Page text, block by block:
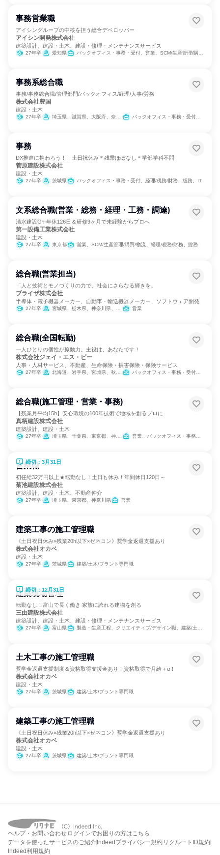
事務営業職
アイシングループの中核を担う総合デベロッパー
アイシン開発株式会社
建築設計、建設・土木、建設・修理・メンテナンスサービス
27年卒 愛知県 バックオフィス・事務・受付、営業、SCM/生産管理/購買/物流、広報/IR
事務系総合職
事務/事務総合職/管理部門/バックオフィス/経理/人事/労務
株式会社豊国
建設・土木
27年卒 埼玉県、滋賀県、大阪府、奈良県 バックオフィス・事務・受付、SCM/生産管理/購買/物流、人事、総務
事務
DX推進に携わろう！｜土日祝休み＊残業ほぼなし＊学部学科不問
菅原建設株式会社
建設・土木
27年卒 茨城県 バックオフィス・事務・受付、経理/税務/財務、総務、IT
文系総合職(営業・総務・経理・工務・調達)
清水建設G✨年休126日＆研修9ヶ月で未経験からプロへ
第一設備工業株式会社
建設・土木
27年卒 東京都 営業、SCM/生産管理/購買/物流、経理/税務/財務、総務
総合職(営業担当)
「人と技術とモノづくりの力で、社会にさらなる輝きを」
ブライザ株式会社
半導体・電子機器メーカー、自動車・輸送機器メーカー、ソフトウェア開発
27年卒 宮城県、栃木県、神奈川県、愛知県、大阪府、広島県、熊本県 営業
総合職(全国転勤)
一人ひとりの個性が原動力。主役は、あなたです！
株式会社ジェイ・エス・ビー
人事・人材サービス、不動産、生命保険・損害保険・保険サービス
27年卒 北海道、岩手県、宮城県、秋田県、茨城県、埼玉県、千葉県、東京都、神奈川県、新潟県、富山県、石川県、福井県、長野県、静岡県、愛知県、三重県、滋賀県、京都府、大阪府、兵庫県、岡山県、広島県、山口県、徳島県、香川県、愛媛県、福岡県、佐賀県、長崎県、熊本県、大分県、宮崎県、鹿児島県、沖縄県 バックオフィス・事務・受付、小売販売/流通、営業、経営/事業企画、不動産専門職、経理/税務/財務、IT、建築/土木/プラント専門職、商品企画、マーケティング・広告・宣伝
総合職(施工管理・営業・事務)
【残業月平均15h】安心環境の100年技術で地域を創るプロに
真柄建設株式会社
建築設計、建設・土木
27年卒 埼玉県、千葉県、東京都、神奈川県、富山県、石川県、福井県、滋賀県、京都府、大阪府、兵庫県、奈良県、和歌山県 営業、バックオフィス・事務・受付、建築/土木/プラント専門職
締切：3月31日
営業職
初任給32万円以上★転勤なし！土日も休み！年間休日120日～
菊池建設株式会社
建築設計、建設・土木、不動産仲介
27年卒 埼玉県、東京都、神奈川県 営業
建築工事の施工管理職
《土日祝日休み×残業20h以下×ゼネコン》奨学金返還支援あり
株式会社オカベ
建設・土木
27年卒 茨城県 建築/土木/プラント専門職
締切：12月31日
建築現場管理
転勤なし！富山で長く働き 家族に誇れる建物を創る
三由建設株式会社
建築設計、建設・土木、建設・修理・メンテナンスサービス
27年卒 富山県 製造・生産工程、クリエイティブ/デザイン職、建築/土木/プラント専門職
土木工事の施工管理職
奨学金返還支援制度＆資格取得支援金あり！資格取得で月給＋α！
株式会社オカベ
建設・土木
27年卒 茨城県 建築/土木/プラント専門職
建築工事の施工管理職
《土日祝日休み×残業20h以下×ゼネコン》奨学金返還支援あり
株式会社オカベ
建設・土木
27年卒 茨城県 建築/土木/プラント専門職
ヘルプ・お問い合わせ ログインでお困りの方はこちら
データを使ったサービスのご紹介 Indeedプライバシー規約 リクルートID規約
Indeed利用規約